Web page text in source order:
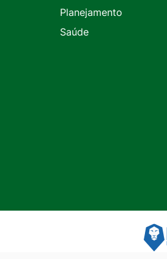
Planejamento
Saúde